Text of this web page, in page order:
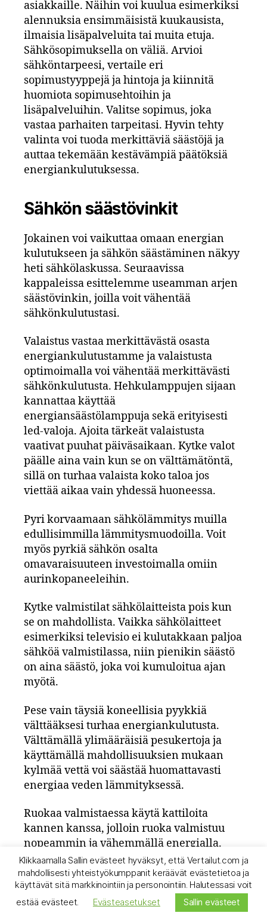
asiakkaille. Näihin voi kuulua esimerkiksi
alennuksia ensimmäisistä kuukausista,
ilmaisia lisäpalveluita tai muita etuja.
Sähkösopimuksella on väliä. Arvioi
sähköntarpeesi, vertaile eri
sopimustyyppejä ja hintoja ja kiinnitä
huomiota sopimusehtoihin ja
lisäpalveluihin. Valitse sopimus, joka
vastaa parhaiten tarpeitasi. Hyvin tehty
valinta voi tuoda merkittäviä säästöjä ja
auttaa tekemään kestävämpiä päätöksiä
energiankulutuksessa.
Sähkön säästövinkit
Jokainen voi vaikuttaa omaan energian
kulutukseen ja sähkön säästäminen näkyy
heti sähkölaskussa. Seuraavissa
kappaleissa esittelemme useamman arjen
säästövinkin, joilla voit vähentää
sähkönkulutustasi.
Valaistus vastaa merkittävästä osasta
energiankulutustamme ja valaistusta
optimoimalla voi vähentää merkittävästi
sähkönkulutusta. Hehkulamppujen sijaan
kannattaa käyttää
energiansäästölamppuja sekä erityisesti
led-valoja. Ajoita tärkeät valaistusta
vaativat puuhat päiväsaikaan. Kytke valot
päälle aina vain kun se on välttämätöntä,
sillä on turhaa valaista koko taloa jos
viettää aikaa vain yhdessä huoneessa.
Pyri korvaamaan sähkölämmitys muilla
edullisimmilla lämmitysmuodoilla. Voit
myös pyrkiä sähkön osalta
omavaraisuuteen investoimalla omiin
aurinkopaneeleihin.
Kytke valmistilat sähkölaitteista pois kun
se on mahdollista. Vaikka sähkölaitteet
esimerkiksi televisio ei kulutakkaan paljoa
sähköä valmistilassa, niin pienikin säästö
on aina säästö, joka voi kumuloitua ajan
myötä.
Pese vain täysiä koneellisia pyykkiä
välttääksesi turhaa energiankulutusta.
Välttämällä ylimääräisiä pesukertoja ja
käyttämällä mahdollisuuksien mukaan
kylmää vettä voi säästää huomattavasti
energiaa veden lämmityksessä.
Ruokaa valmistaessa käytä kattiloita
kannen kanssa, jolloin ruoka valmistuu
nopeammin ja vähemmällä energialla.
Suosi pienten ruoka-annoksien
lämmittämisessä ja sulattamisessa
mikroaaltouunia, sillä se on
energiatehokkaampi kuin uuni.
Klikkaamalla Sallin evästeet hyväksyt, että Vertailut.com ja
mahdollisesti yhteistyökumppanit keräävät evästetietoa ja
käyttävät sitä markkinointiin ja personointiin. Halutessasi voit
estää evästeet.
Evästeasetukset Sallin evästeet